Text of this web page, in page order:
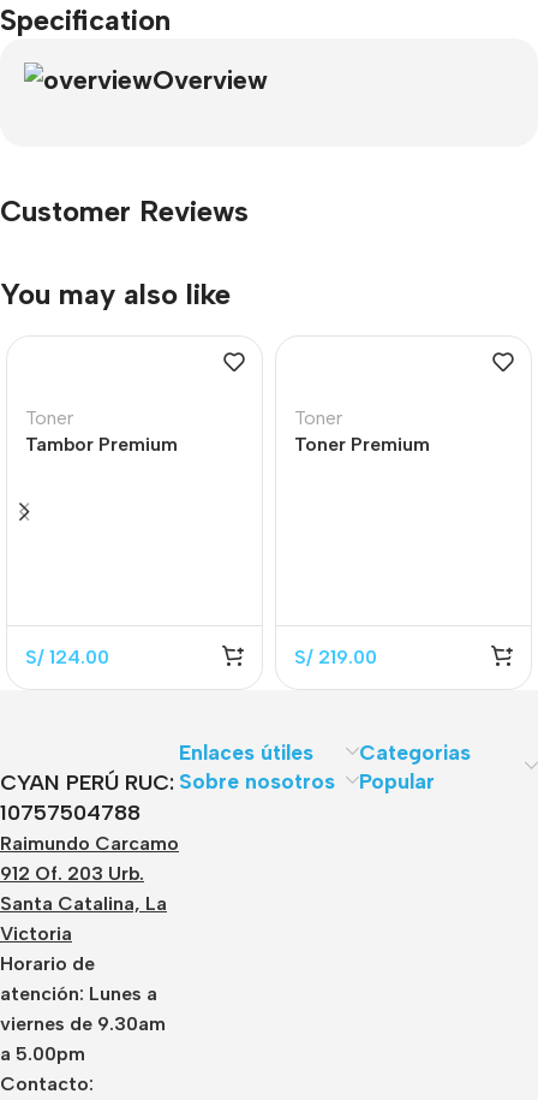
Specification
Overview
Customer Reviews
You may also like
Toner
Tambor Premium
S/ 124.00
Toner
Toner Premium
S/ 219.00
CYAN PERÚ RUC:
10757504788
Raimundo Carcamo
912 Of. 203 Urb.
Santa Catalina, La
Victoria
Horario de
atención: Lunes a
viernes de 9.30am
a 5.00pm
Contacto:
Enlaces útiles
Sobre nosotros
Categorias
Popular